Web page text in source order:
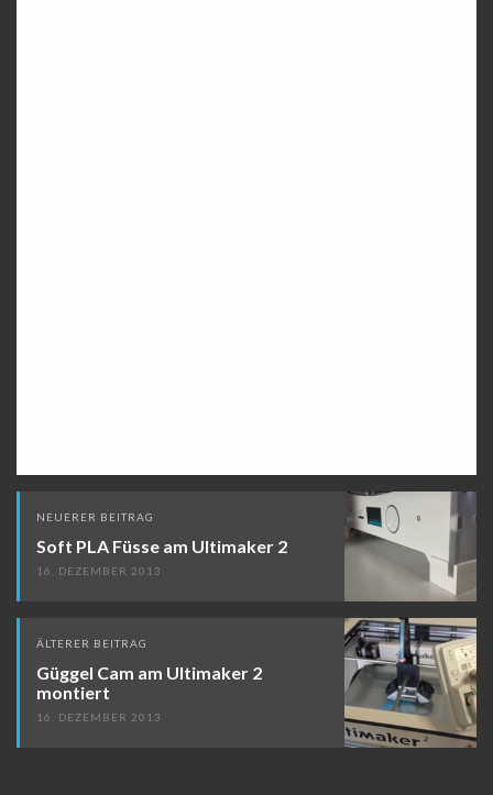
Beitragsnavigation
NEUERER BEITRAG
Soft PLA Füsse am Ultimaker 2
16. DEZEMBER 2013
ÄLTERER BEITRAG
Güggel Cam am Ultimaker 2
montiert
16. DEZEMBER 2013